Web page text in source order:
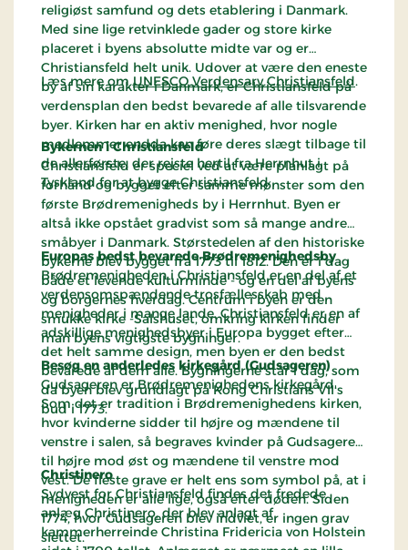
religiøst samfund og dets etablering i Danmark.
Med sine lige retvinklede gader og store kirke
placeret i byens absolutte midte var og er
Christiansfeld helt unik. Udover at være den eneste
by af sin karakter i Danmark, er Christiansfeld på
verdensplan den bedst bevarede af alle tilsvarende
byer. Kirken har en aktiv menighed, hvor nogle
medlemmer endda kan føre deres slægt tilbage til
de allerførste, der rejste hertil fra Herrnhut i
Tyskland for at bygge Christiansfeld.
Læs mere omUNESCO Verdensarv Christiansfeld.
Bykernen i Christiansfeld
Christiansfeld er speciel ved at være planlagt på
forhånd og bygget efter samme mønster som den
første Brødremenigheds by i Herrnhut. Byen er
altså ikke opstået gradvist som så mange andre
småbyer i Danmark. Størstedelen af den historiske
bykerne blev bygget fra 1773 til 1812. Den er i dag
både et levende kulturminde - og en del af byens
og borgernes hverdag. Centrum i byen er den
smukke kirke -Salshuset, omkring kirken finder
man byens vigtigste bygninger.
Europas bedst bevarede Brødremenighedsby
Brødremenigheden i Christiansfeld er en del af et
verdensomspændende trosfællesskab med
menigheder i mange lande. Christiansfeld er en af
adskillige menighedsbyer i Europa bygget efter
det helt samme design, men byen er den bedst
bevarede af dem alle. Bygningerne står i dag, som
da byen blev grundlagt på Kong Christians VII's
bud i 1773.
Besøg en anderledes kirkegård (Gudsageren)
Gudsageren er Brødremenighedens kirkegård.
Som det er tradition i Brødremenighedens kirken,
hvor kvinderne sidder til højre og mændene til
venstre i salen, så begraves kvinder på Gudsageren
til højre mod øst og mændene til venstre mod
vest. De fleste grave er helt ens som symbol på, at i
menigheden er alle lige, også efter døden. Siden
1774, hvor Gudsageren blev indviet, er ingen grav
slettet.
Christinero
Sydvest for Christiansfeld findes det fredede
anlæg Christinero, der blev anlagt af
kammerherreinde Christina Fridericia von Holstein